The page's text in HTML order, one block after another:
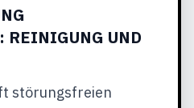
REINIGUNG UND
störungsfreien